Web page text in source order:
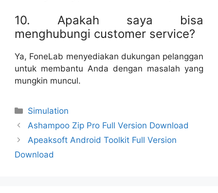
10. Apakah saya bisa
menghubungi customer service?
Ya, FoneLab menyediakan dukungan pelanggan
untuk membantu Anda dengan masalah yang
mungkin muncul.
Categories
Simulation
Ashampoo Zip Pro Full Version Download
Apeaksoft Android Toolkit Full Version
Download